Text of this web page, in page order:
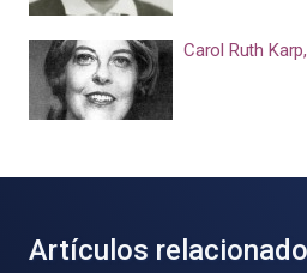
Carol Ruth
Artículos